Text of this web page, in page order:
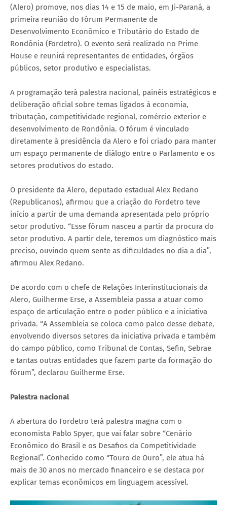
(Alero) promove, nos dias 14 e 15 de maio, em Ji-Paraná, a
primeira reunião do Fórum Permanente de
Desenvolvimento Econômico e Tributário do Estado de
Rondônia (Fordetro). O evento será realizado no Prime
House e reunirá representantes de entidades, órgãos
públicos, setor produtivo e especialistas.
A programação terá palestra nacional, painéis estratégicos e
deliberação oficial sobre temas ligados à economia,
tributação, competitividade regional, comércio exterior e
desenvolvimento de Rondônia. O fórum é vinculado
diretamente à presidência da Alero e foi criado para manter
um espaço permanente de diálogo entre o Parlamento e os
setores produtivos do estado.
O presidente da Alero, deputado estadual Alex Redano
(Republicanos), afirmou que a criação do Fordetro teve
início a partir de uma demanda apresentada pelo próprio
setor produtivo. “Esse fórum nasceu a partir da procura do
setor produtivo. A partir dele, teremos um diagnóstico mais
preciso, ouvindo quem sente as dificuldades no dia a dia”,
afirmou Alex Redano.
De acordo com o chefe de Relações Interinstitucionais da
Alero, Guilherme Erse, a Assembleia passa a atuar como
espaço de articulação entre o poder público e a iniciativa
privada. “A Assembleia se coloca como palco desse debate,
envolvendo diversos setores da iniciativa privada e também
do campo público, como Tribunal de Contas, Sefin, Sebrae
e tantas outras entidades que fazem parte da formação do
fórum”, declarou Guilherme Erse.
Palestra nacional
A abertura do Fordetro terá palestra magna com o
economista Pablo Spyer, que vai falar sobre “Cenário
Econômico do Brasil e os Desafios da Competitividade
Regional”. Conhecido como “Touro de Ouro”, ele atua há
mais de 30 anos no mercado financeiro e se destaca por
explicar temas econômicos em linguagem acessível.